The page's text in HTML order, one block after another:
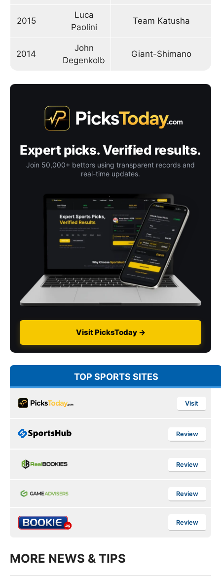
2015
Luca
Paolini
Team Katusha
2014
John
Degenkolb
Giant-Shimano
Expert picks. Verified results.
Join 50,000+ bettors using transparent records and
real-time updates.
Visit PicksToday →
TOP SPORTS SITES
Visit
Review
Review
Review
Review
MORE NEWS & TIPS